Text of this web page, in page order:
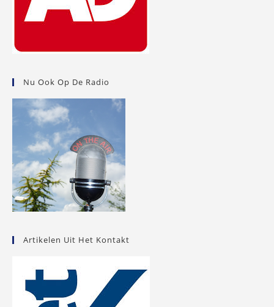
Nu Ook Op De Radio
Artikelen Uit Het Kontakt